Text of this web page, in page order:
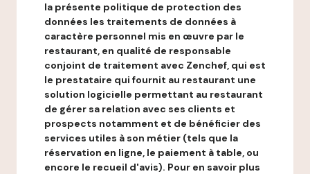
la présente politique de protection des
données les traitements de données à
caractère personnel mis en œuvre par le
restaurant, en qualité de responsable
conjoint de traitement avec Zenchef, qui est
le prestataire qui fournit au restaurant une
solution logicielle permettant au restaurant
de gérer sa relation avec ses clients et
prospects notamment et de bénéficier des
services utiles à son métier (tels que la
réservation en ligne, le paiement à table, ou
encore le recueil d'avis). Pour en savoir plus